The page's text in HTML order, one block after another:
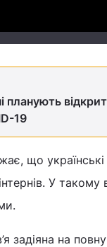
планують
19
що українські
У
задіяна на